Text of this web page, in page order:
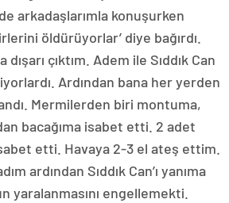
arkadaşlarımla konuşurken
öldürüyorlar’ diye bağırdı.
çıktım. Adem ile Sıddık Can
Ardından bana her yerden
Mermilerden biri montuma,
bacağıma isabet etti. 2 adet
etti. Havaya 2-3 el ateş ettim.
ardından Sıddık Can’ı yanıma
yaralanmasını engellemekti.